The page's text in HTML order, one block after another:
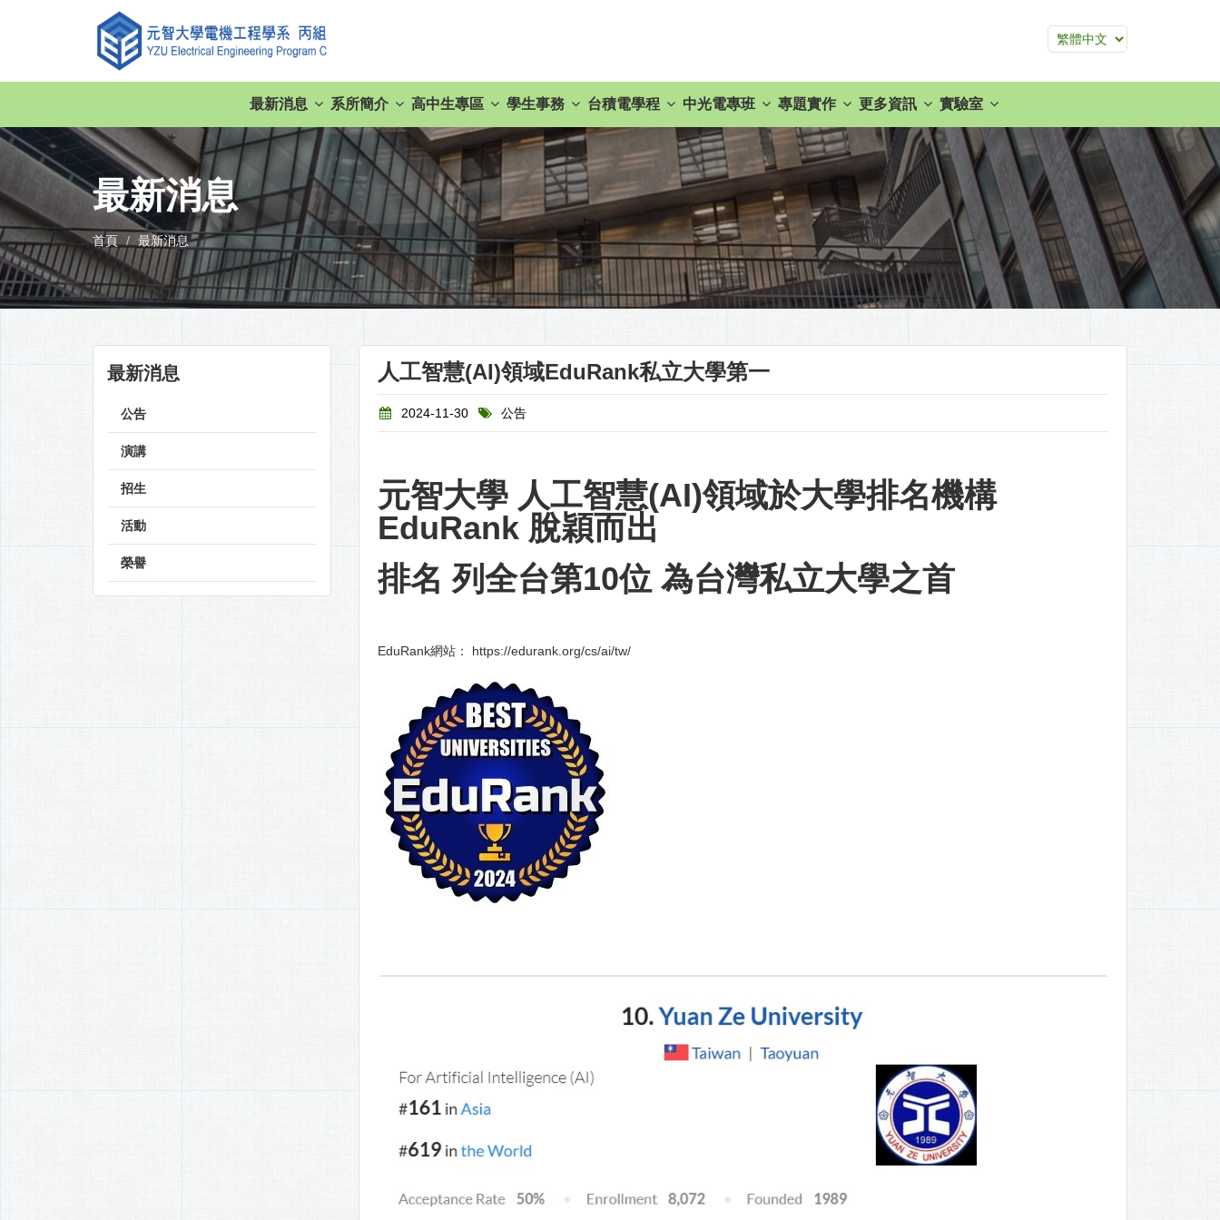
最新消息 系所簡介 高中生專區 學生事務 台積電學程 中光電專班 專題實作 更多資訊 實驗室
最新消息
首頁 最新消息
最新消息
公告
演講
招生
活動
榮譽
人工智慧(AI)領域EduRank私立大學第一
2024-11-30 公告
元智大學人工智慧(AI)領域於大學排名機構
EduRank 脫穎而出
排名 列全台第10位 為台灣私立大學之首
EduRank網站： https://edurank.org/cs/ai/tw/